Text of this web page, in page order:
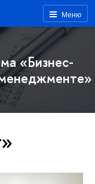
Меню
«Бизнес-